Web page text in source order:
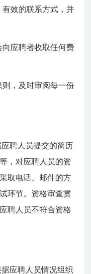
效的联系方式，并
应聘者收取任何费
，及时审阅每一份
聘人员提交的简历
，对应聘人员的资
取电话、邮件的方
环节。资格审查贯
聘人员不符合资格
应聘人员情况组织